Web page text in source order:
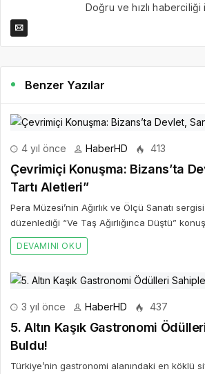
Doğru ve hızlı haberciliği
Benzer Yazılar
4 yıl önce HaberHD 413
Çevrimiçi Konuşma: Bizans’ta
Tartı Aletleri”
Pera Müzesi’nin Ağırlık ve Ölçü Sanatı
düzenlediği “Ve Taş Ağırlığınca Düştü”
DEVAMINI OKU
3 yıl önce HaberHD 437
5. Altın Kaşık Gastronomi
Buldu!
Türkiye’nin gastronomi alanındaki en köklü